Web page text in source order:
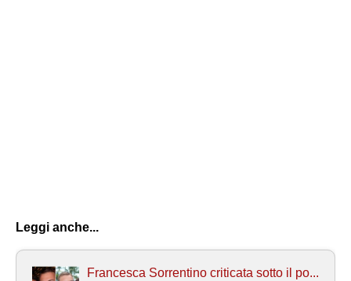
Leggi anche...
Francesca Sorrentino criticata sotto il po...